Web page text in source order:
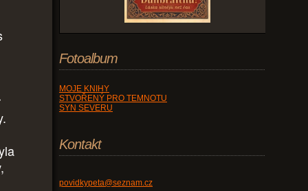
Fotoalbum
MOJE KNIHY
STVOŘENÝ PRO TEMNOTU
SYN SEVERU
Kontakt
povidkypeta@seznam.cz